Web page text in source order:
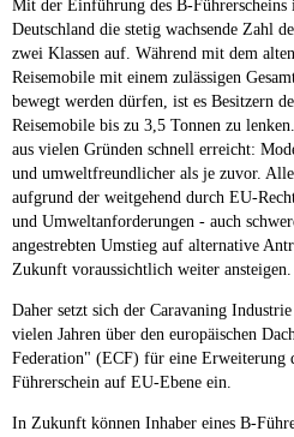
Mit der Einführung des B-Führerscheins
Deutschland die stetig wachsende Zahl
zwei Klassen auf. Während mit dem
Reisemobile mit einem zulässigen
bewegt werden dürfen, ist es Besitzern
Reisemobile bis zu 3,5 Tonnen zu
aus vielen Gründen schnell erreicht:
und umweltfreundlicher als je zuvor.
aufgrund der weitgehend durch EU-
und Umweltanforderungen - auch
angestrebten Umstieg auf alternative
Zukunft voraussichtlich weiter ansteigen.
Daher setzt sich der Caravaning
vielen Jahren über den europäischen
Federation" (ECF) für eine Erweiterung
Führerschein auf EU-Ebene ein.
In Zukunft können Inhaber eines B-